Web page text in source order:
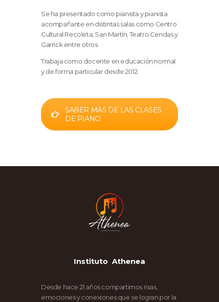
Se ha presentado como pianista y pianista
acompañante en distintas salas como Centro
Cultural Recoleta, San Martín, Teatro Cendas y
Garrick entre otros.
Trabaja como docente en educación normal
y de forma particular desde 2012.
SABER MAS DE LAS CLASES
DE PIANO
Instituto Athenea
Desde hace 21 años compartimos risas,
emociones y conexiones que se logran por la